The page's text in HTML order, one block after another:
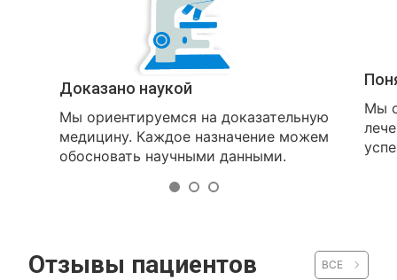
Доказано наукой
Мы ориентируемся на доказательную
медицину. Каждое назначение можем
обосновать научными данными.
Мы
Отзывы пациентов ВСЕ